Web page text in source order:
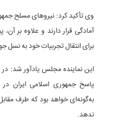
وی تأکید کرد: نیروهای مسلح
آمادگی قرار دارند و علاوه بر
برای انتقال تجربیات خود به نسل
این نماینده مجلس یادآور شد:
پاسخ جمهوری اسلامی ایران
به‌گونه‌ای خواهد بود که طرف
ندهد.